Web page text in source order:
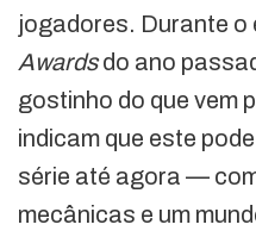
jogadores. Durante o
Awardsdo ano
gostinho do que vem
indicam que este
série até agora —
mecânicas e um